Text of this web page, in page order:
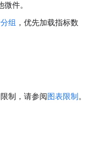
件。
组 ，优先加载指标数
制，请参阅图表限制。